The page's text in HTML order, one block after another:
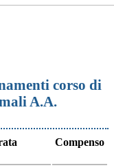
corso di
A.A.
Compenso